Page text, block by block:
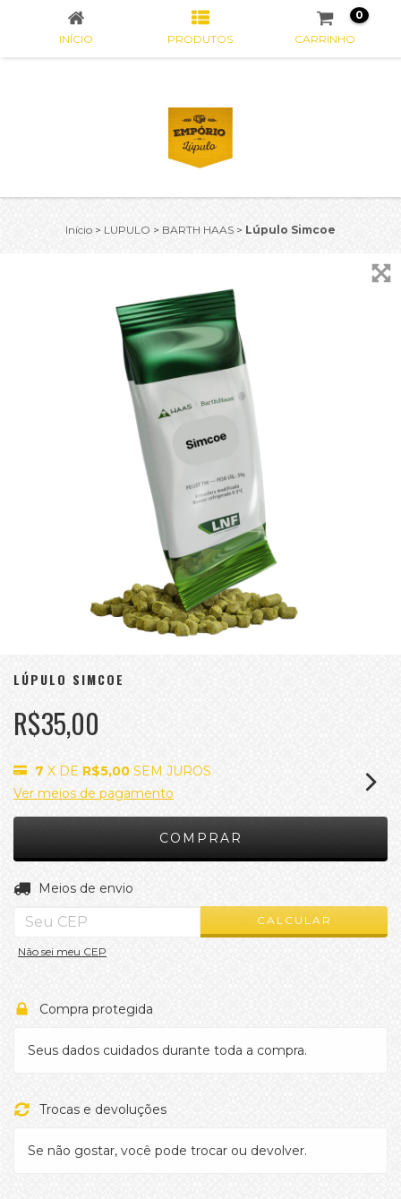
INÍCIO PRODUTOS CARRINHO
0
Início > LUPULO > BARTH HAAS > Lúpulo Simcoe
LÚPULO SIMCOE
R$35,00
7 X DE R$5,00 SEM JUROS
Ver meios de pagamento
Entregas para o CEP:
Meios de envio
CALCULAR
Não sei meu CEP
Compra protegida
Seus dados cuidados durante toda a compra.
Trocas e devoluções
Se não gostar, você pode trocar ou devolver.